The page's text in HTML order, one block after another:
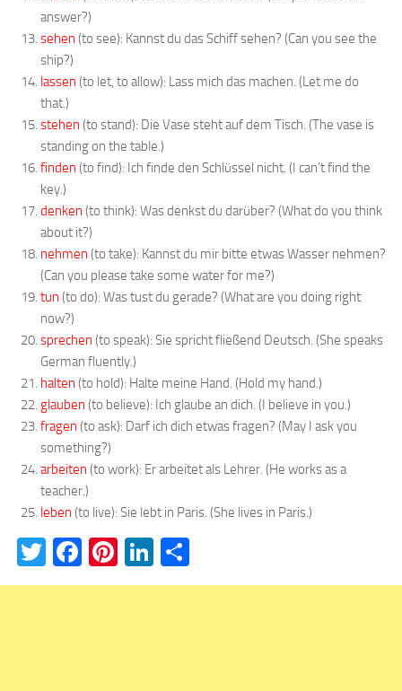
answer?)
sehen (to see): Kannst du das Schiff sehen? (Can you see the
ship?)
lassen (to let, to allow): Lass mich das machen. (Let me do
that.)
stehen (to stand): Die Vase steht auf dem Tisch. (The vase is
standing on the table.)
finden (to find): Ich finde den Schlüssel nicht. (I can’t find the
key.)
denken (to think): Was denkst du darüber? (What do you think
about it?)
nehmen (to take): Kannst du mir bitte etwas Wasser nehmen?
(Can you please take some water for me?)
tun (to do): Was tust du gerade? (What are you doing right
now?)
sprechen (to speak): Sie spricht fließend Deutsch. (She speaks
German fluently.)
halten (to hold): Halte meine Hand. (Hold my hand.)
glauben (to believe): Ich glaube an dich. (I believe in you.)
fragen (to ask): Darf ich dich etwas fragen? (May I ask you
something?)
arbeiten (to work): Er arbeitet als Lehrer. (He works as a
teacher.)
leben (to live): Sie lebt in Paris. (She lives in Paris.)
Twitter
Facebook
Pinterest
LinkedIn